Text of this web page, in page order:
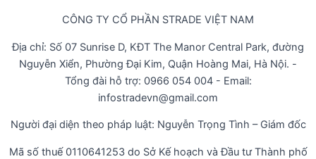
CÔNG TY CỔ PHẦN STRADE VIỆT NAM
Địa chỉ: Số 07 Sunrise D, KĐT The Manor Central Park, đường
Nguyễn Xiển, Phường Đại Kim, Quận Hoàng Mai, Hà Nội. -
Tổng đài hỗ trợ: 0966 054 004 - Email:
infostradevn@gmail.com
Người đại diện theo pháp luật: Nguyễn Trọng Tình – Giám đốc
Mã số thuế 0110641253 do Sở Kế hoạch và Đầu tư Thành phố